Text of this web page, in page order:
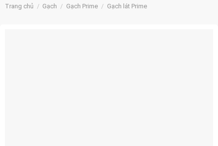
Trang chủ / Gạch / Gạch Prime / Gạch lát Prime